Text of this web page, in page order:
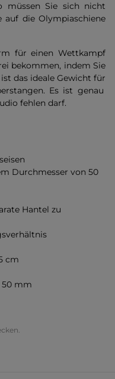
müssen Sie sich nicht
auf die Olympiaschiene
für einen Wettkampf
bekommen, indem Sie
ist das ideale Gewicht für
Es ist genau
fehlen darf.
Durchmesser von 50
Hantel zu
cm
50 mm